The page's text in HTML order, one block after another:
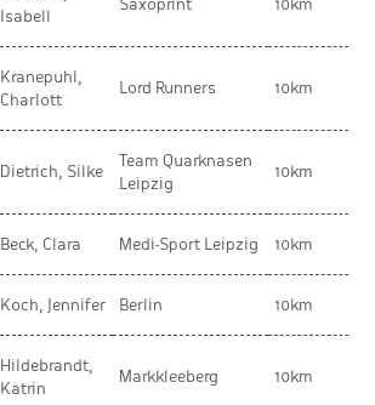
Isabell
Saxoprint 10km
Kranepuhl,
Charlott
Lord Runners 10km
Dietrich, Silke
Team Quarknasen
Leipzig
10km
Beck, Clara Medi-Sport Leipzig 10km
Koch, Jennifer Berlin 10km
Hildebrandt,
Katrin
Markkleeberg 10km